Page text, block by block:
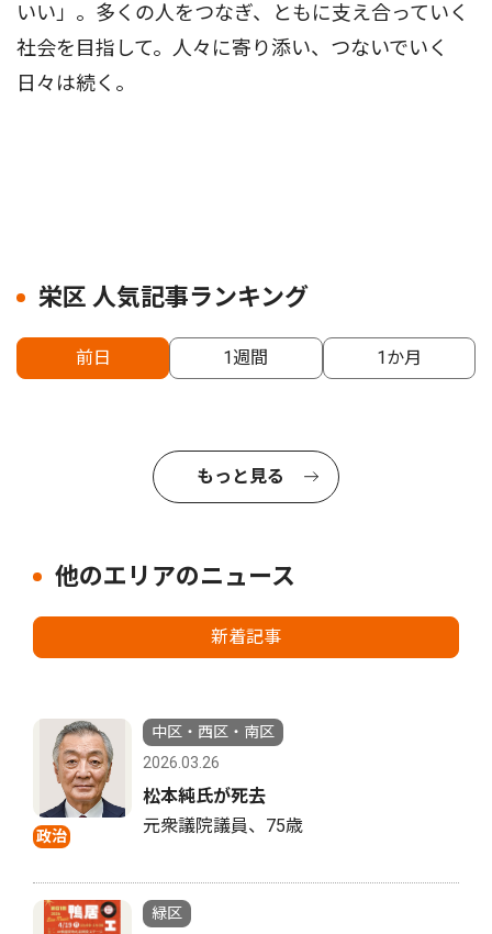
いい」。多くの人をつなぎ、ともに支え合っていく
社会を目指して。人々に寄り添い、つないでいく
日々は続く。
栄区 人気記事ランキング
前日 1週間 1か月
もっと見る
他のエリアのニュース
新着記事
政治
中区・西区・南区
2026.03.26
松本純氏が死去
元衆議院議員、75歳
緑区